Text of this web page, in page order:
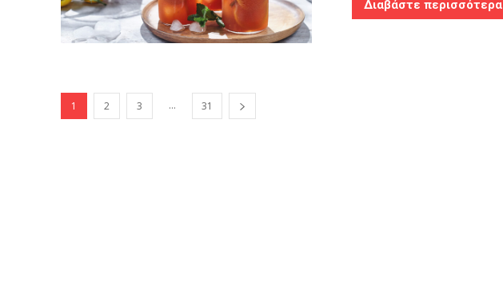
Διαβάστε περισσότερα
1 2 3 ... 31